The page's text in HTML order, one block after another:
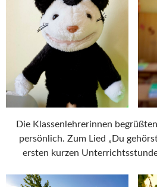
Die Klassenlehrerinnen
persönlich. Zum Lied „Du
ersten kurzen